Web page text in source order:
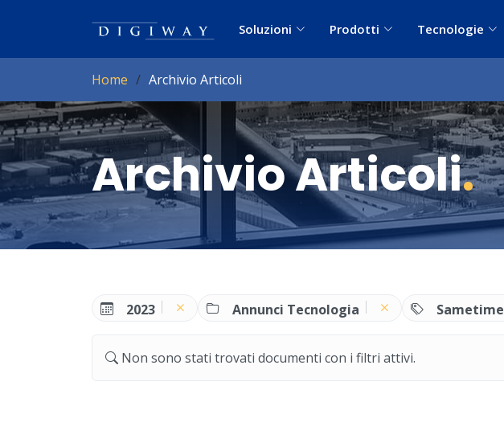
Soluzioni Prodotti Tecnologie
Home Archivio Articoli
Archivio Articoli.
2023 Annunci Tecnologia Sametime
Non sono stati trovati documenti con i filtri attivi.